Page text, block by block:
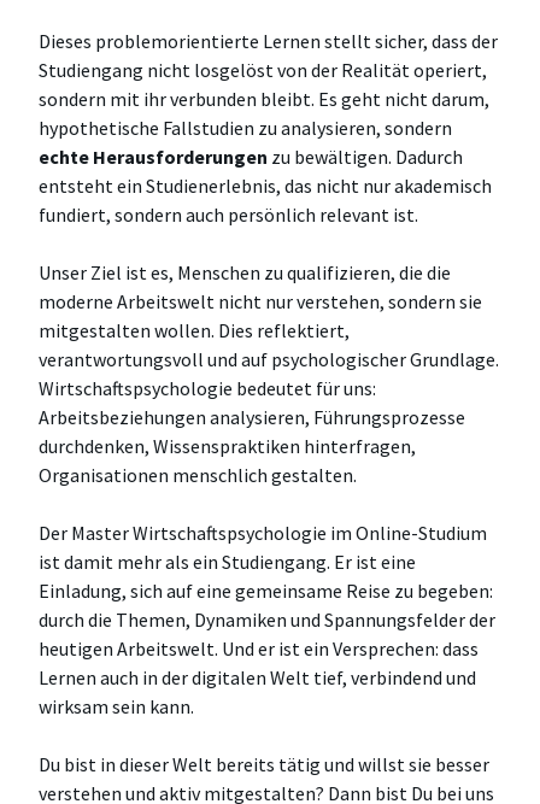
Dieses problemorientierte Lernen stellt sicher, dass der
Studiengang nicht losgelöst von der Realität operiert,
sondern mit ihr verbunden bleibt. Es geht nicht darum,
hypothetische Fallstudien zu analysieren, sondern
echte Herausforderungen zu bewältigen. Dadurch
entsteht ein Studienerlebnis, das nicht nur akademisch
fundiert, sondern auch persönlich relevant ist.
Unser Ziel ist es, Menschen zu qualifizieren, die die
moderne Arbeitswelt nicht nur verstehen, sondern sie
mitgestalten wollen. Dies reflektiert,
verantwortungsvoll und auf psychologischer Grundlage.
Wirtschaftspsychologie bedeutet für uns:
Arbeitsbeziehungen analysieren, Führungsprozesse
durchdenken, Wissenspraktiken hinterfragen,
Organisationen menschlich gestalten.
Der Master Wirtschaftspsychologie im Online-Studium
ist damit mehr als ein Studiengang. Er ist eine
Einladung, sich auf eine gemeinsame Reise zu begeben:
durch die Themen, Dynamiken und Spannungsfelder der
heutigen Arbeitswelt. Und er ist ein Versprechen: dass
Lernen auch in der digitalen Welt tief, verbindend und
wirksam sein kann.
Du bist in dieser Welt bereits tätig und willst sie besser
verstehen und aktiv mitgestalten? Dann bist Du bei uns